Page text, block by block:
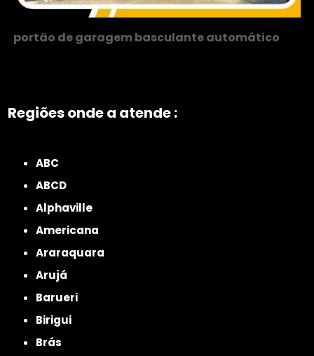
portão de garagem basculante automático
Regiões onde a atende :
ABC
ABCD
Alphaville
Americana
Araraquara
Arujá
Barueri
Birigui
Brás